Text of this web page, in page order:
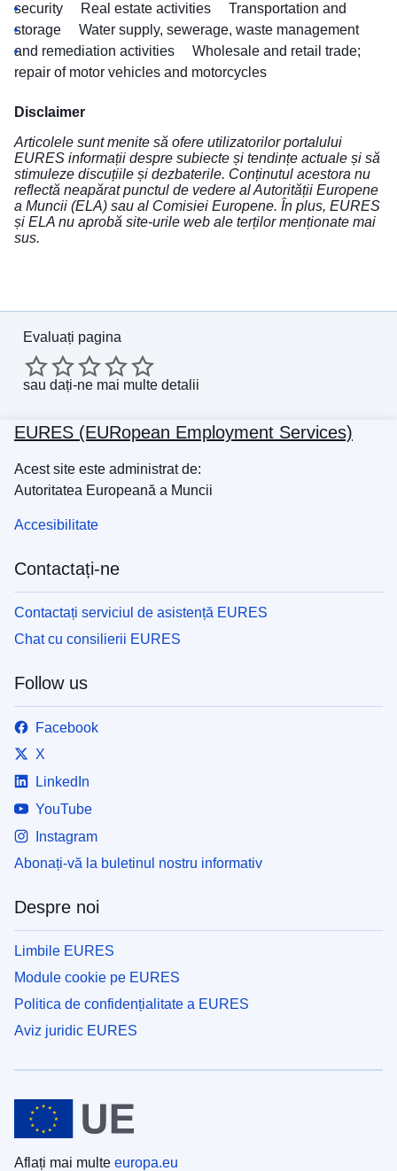
security
Real estate activities
Transportation and
storage
Water supply, sewerage, waste management
and remediation activities
Wholesale and retail trade;
repair of motor vehicles and motorcycles
Disclaimer
Articolele sunt menite să ofere utilizatorilor portalului
EURES informații despre subiecte și tendințe actuale și să
stimuleze discuțiile și dezbaterile. Conținutul acestora nu
reflectă neapărat punctul de vedere al Autorității Europene
a Muncii (ELA) sau al Comisiei Europene. În plus, EURES
și ELA nu aprobă site-urile web ale terților menționate mai
sus.
Evaluați pagina
sau dați-ne mai multe detalii
EURES (EURopean Employment Services)
Acest site este administrat de:
Autoritatea Europeană a Muncii
Accesibilitate
Contactați-ne
Contactați serviciul de asistență EURES
Chat cu consilierii EURES
Follow us
Facebook
X
LinkedIn
YouTube
Instagram
Abonați-vă la buletinul nostru informativ
Despre noi
Limbile EURES
Module cookie pe EURES
Politica de confidențialitate a EURES
Aviz juridic EURES
Aflați mai multe europa.eu